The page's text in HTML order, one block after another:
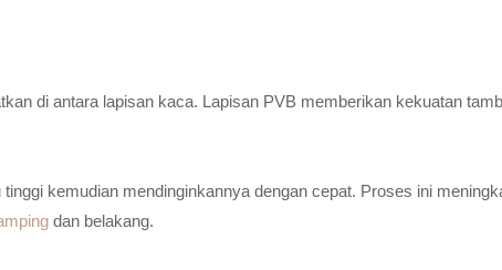
di antara lapisan kaca. Lapisan PVB memberikan kekuatan
kemudian mendinginkannya dengan cepat. Proses ini
dan belakang.